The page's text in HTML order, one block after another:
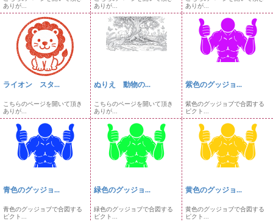
ありが...
ありが...
ありが...
ライオン スタ...
こちらのページを開いて頂き
ありが...
ぬりえ 動物の...
こちらのページを開いて頂き
ありが...
紫色のグッジョ...
紫色のグッジョブで合図する
ピクト...
青色のグッジョ...
青色のグッジョブで合図する
ピクト...
緑色のグッジョ...
緑色のグッジョブで合図する
ピクト...
黄色のグッジョ...
黄色のグッジョブで合図する
ピクト...